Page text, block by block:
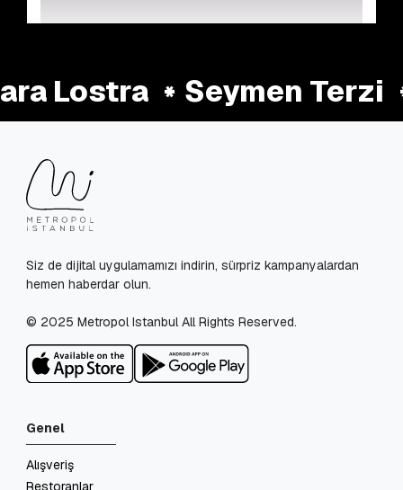
Lostra Seymen Terzi
Siz de dijital uygulamamızı indirin, sürpriz kampanyalardan
hemen haberdar olun.
© 2025 Metropol Istanbul All Rights Reserved.
Genel
Alışveriş
Restoranlar